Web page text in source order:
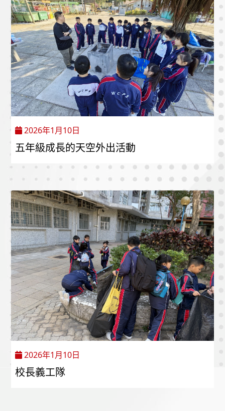
2026年1月10日
五年級成長的天空外出活動
2026年1月10日
校長義工隊